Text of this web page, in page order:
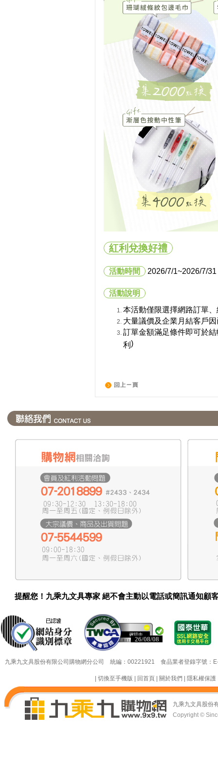
紅利兌換好禮
活動時間 2026/7/1~2026/7/31
活動說明
本活動僅限選擇網路訂單
大量議價及企業月結客戶
訂單金額滿足條件即可於
利 )
提醒您！九乘九文具專家 絕不會主動以電話或簡訊通知顧
26/08/08
26/08/08
九乘九文具股份有限公司購物網分公司 統編：00221921 食品業者登錄字號
切換至手機版 回首頁| 關於我們 隱私權保護
九乘九文具股份
Copyright ©